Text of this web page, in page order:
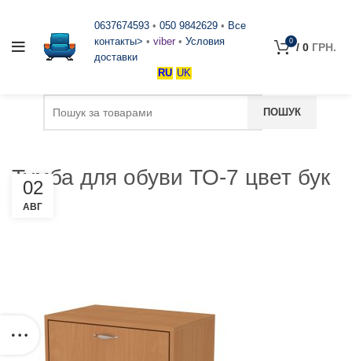
0637674593 • 050 9842629 • Все
контакты> • viber • Условия
доставки
RU UK
0 / 0 ГРН.
Тумба для обуви ТО-7 цвет бук
02
АВГ